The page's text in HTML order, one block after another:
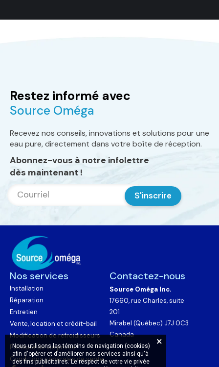
Restez informé avec
Source Oméga
Recevez nos conseils, innovations et solutions pour une
eau pure, directement dans votre boîte de réception.
Abonnez-vous à notre infolettre
dès maintenant !
S'inscrire
Nos services
Installation
Réparation
Entretien
Vente, location et crédit-bail
Modification de refroidisseurs
Politique de vie privée
Conditions générales de vente
Contactez-nous
Source Oméga Inc.
17660, rue Charles, suite
201
Mirabel (Québec) J7J 0C3
Canada
Nous utilisons les témoins de navigation (cookies)
afin d'opérer et d’améliorer nos services ainsi qu'à
des fins publicitaires. Le respect de votre vie privée